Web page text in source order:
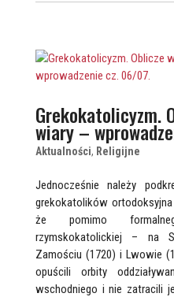
Grekokatolicyzm.
wiary –
Aktualności, Religijne
Jednocześnie należy
grekokatolików
że pomimo
rzymskokatolickiej – na
Zamościu (1720) i Lwowie
opuścili orbity
wschodniego i nie zatracili